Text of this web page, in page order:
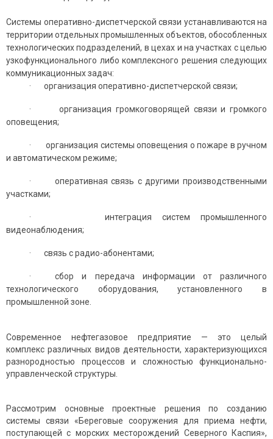
Системы оперативно-диспетчерской связи устанавливаются на
территории отдельных промышленных объектов, обособленных
технологических подразделений, в цехах и на участках с целью
узкофункционального либо комплексного решения следующих
коммуникационных задач:
· организация оперативно-диспетчерской связи;
· организация громкоговорящей связи и громкого
оповещения;
· организация системы оповещения о пожаре в ручном
и автоматическом режиме;
· оперативная связь с другими производственными
участками;
· интеграция систем промышленного
видеонаблюдения;
· связь с радио-абонентами;
· сбор и передача информации от различного
технологического оборудования, установленного в
промышленной зоне.
Современное нефтегазовое предприятие — это целый
комплекс различных видов деятельности, характеризующихся
разнородностью процессов и сложностью функционально-
управленческой структуры.
Рассмотрим основные проектные решения по созданию
системы связи «Береговые сооружения для приема нефти,
поступающей с морских месторождений Северного Каспия»,